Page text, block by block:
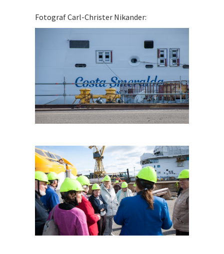
Fotograf Carl-Christer Nikander: